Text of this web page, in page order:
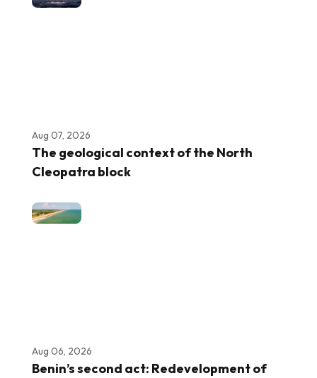
Aug 07, 2026
The geological context of the North
Cleopatra block
Aug 06, 2026
Benin’s second act: Redevelopment of